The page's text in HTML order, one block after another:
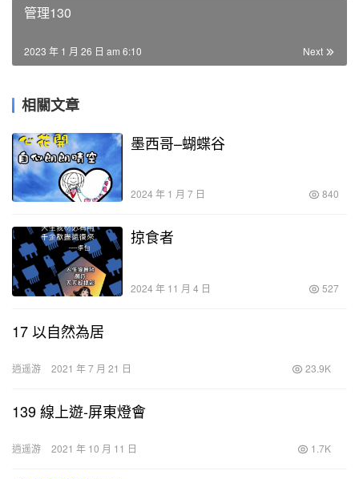
管理130
Next
2023 年 1 月 26 日 am 6:10
相關文章
墨西哥–蝴蝶谷
2024 年 1 月 7 日 840
掠食者
2024 年 11 月 4 日 527
17 以自然為居
逍遥游 2021 年 7 月 21 日 23.9K
139 線上遊-屏東燈會
逍遥游 2021 年 10 月 11 日 1.7K